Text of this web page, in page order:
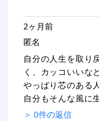
2ヶ月前
匿名
自分の人生を取り
く、カッコいいな
やっぱり芯のある
自分もそんな風に
＞ 0件の返信